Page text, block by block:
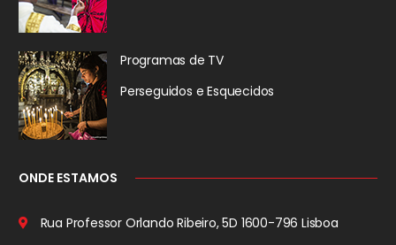
Programas de TV
Perseguidos e Esquecidos
ONDE ESTAMOS
Rua Professor Orlando Ribeiro, 5D 1600-796 Lisboa